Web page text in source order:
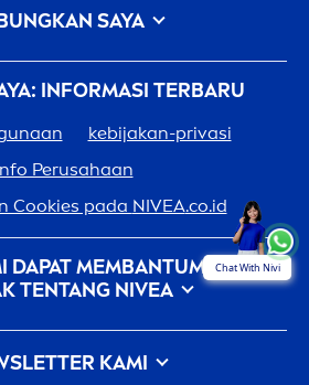
Chat With Nivi
INFORMASI TERBARU
kebijakan-privasi
Perusahaan
Cookies pada NIVEA.co.id
DAPAT MEMBANTUMU: LEBIH
TENTANG NIVEA
Tahun Dalam Pembuatannya
Di Beiersdorf
KAMI
SAYA